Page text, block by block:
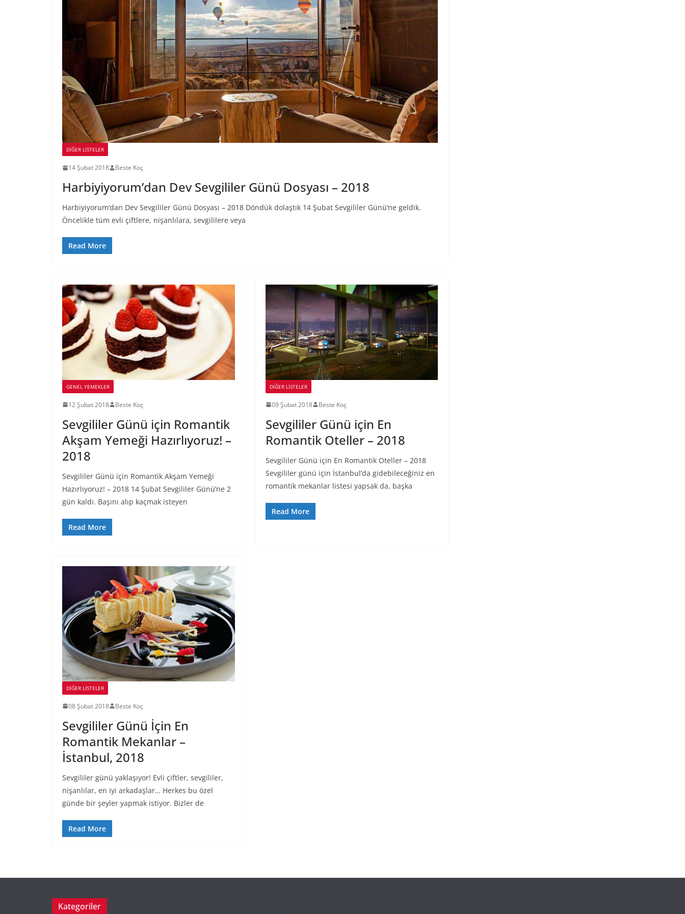
DIĞER LISTELER
14 Şubat 2018 Beste Koç
Harbiyiyorum’dan Dev Sevgililer Günü Dosyası – 2018
Harbiyiyorum’dan Dev Sevgililer Günü Dosyası – 2018 Döndük dolaştık 14 Şubat Sevgililer Günü‘ne geldik.
Öncelikle tüm evli çiftlere, nişanlılara, sevgililere veya
Read More
GENEL YEMEKLER
12 Şubat 2018 Beste Koç
Sevgililer Günü için Romantik
Akşam Yemeği Hazırlıyoruz! –
2018
Sevgililer Günü için Romantik Akşam Yemeği
Hazırlıyoruz! – 2018 14 Şubat Sevgililer Günü’ne 2
gün kaldı. Başını alıp kaçmak isteyen
Read More
DIĞER LISTELER
09 Şubat 2018 Beste Koç
Sevgililer Günü için En
Romantik Oteller – 2018
Sevgililer Günü için En Romantik Oteller – 2018
Sevgililer günü için İstanbul’da gidebileceğiniz en
romantik mekanlar listesi yapsak da, başka
Read More
DIĞER LISTELER
08 Şubat 2018 Beste Koç
Sevgililer Günü İçin En
Romantik Mekanlar –
İstanbul, 2018
Sevgililer günü yaklaşıyor! Evli çiftler, sevgililer,
nişanlılar, en iyi arkadaşlar… Herkes bu özel
günde bir şeyler yapmak istiyor. Bizler de
Read More
Kategoriler